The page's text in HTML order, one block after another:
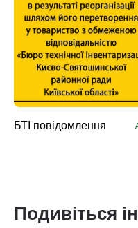
БТІ повідомлення
Подивіться